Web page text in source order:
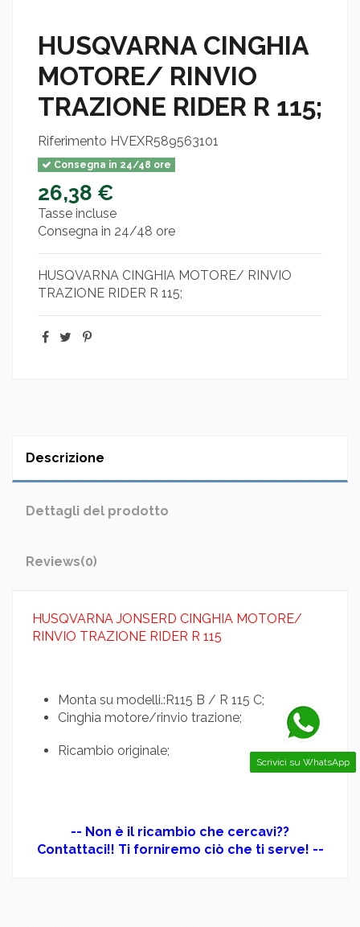
HUSQVARNA CINGHIA
MOTORE/ RINVIO
TRAZIONE RIDER R 115;
Riferimento HVEXR589563101
Consegna in 24/48 ore
26,38 €
Tasse incluse
Consegna in 24/48 ore
HUSQVARNA CINGHIA MOTORE/ RINVIO
TRAZIONE RIDER R 115;
Descrizione
Dettagli del prodotto
Reviews(0)
HUSQVARNA JONSERD CINGHIA MOTORE/
RINVIO TRAZIONE RIDER R 115
Monta su modelli.:R115 B / R 115 C;
Cinghia motore/rinvio trazione;
Ricambio originale;
-- Non è il ricambio che cercavi??
Contattaci!! Ti forniremo ciò che ti serve! --
Scrivici su WhatsApp